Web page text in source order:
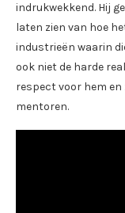
indrukwekkend. Hij
laten zien van hoe
industrieën waarin
ook niet de harde
respect voor hem
mentoren.